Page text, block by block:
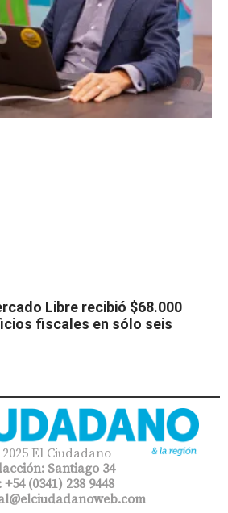
Libre recibió $68.000
fiscales en sólo seis
El Ciudadano
Santiago 34
+54 (0341) 238 9448